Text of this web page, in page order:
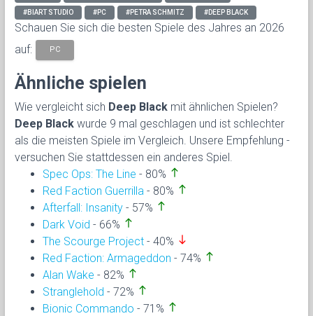
#BIART STUDIO #PC #PETRA SCHMITZ #DEEP BLACK
Schauen Sie sich die besten Spiele des Jahres an 2026
auf:
PC
Ähnliche spielen
Wie vergleicht sich Deep Black mit ähnlichen Spielen?
Deep Black wurde 9 mal geschlagen und ist schlechter
als die meisten Spiele im Vergleich. Unsere Empfehlung -
versuchen Sie stattdessen ein anderes Spiel.
Spec Ops: The Line - 80% north
Red Faction Guerrilla - 80% north
Afterfall: Insanity - 57% north
Dark Void - 66% north
The Scourge Project - 40% south
Red Faction: Armageddon - 74% north
Alan Wake - 82% north
Stranglehold - 72% north
Bionic Commando - 71% north